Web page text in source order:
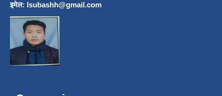
इमेल: lsubashh@gmail.com